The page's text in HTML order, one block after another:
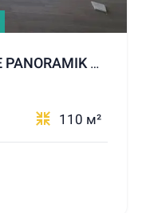
GIRNE LAPTA BÖLGESINDE PANORAMIK DENIZ MANZARALI SATILIK DAIRE
110 м²